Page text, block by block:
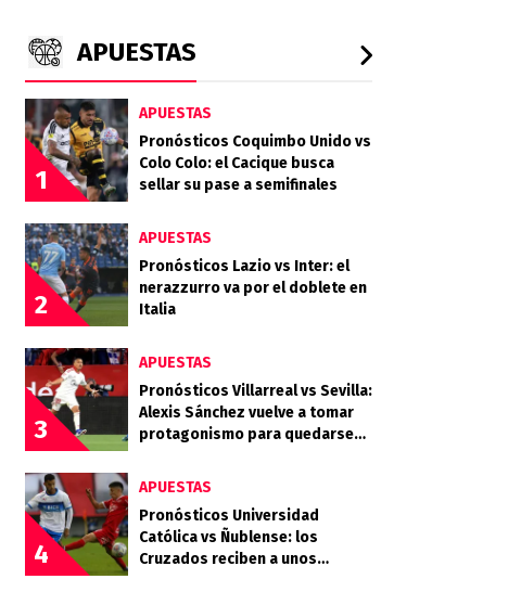
APUESTAS
1
APUESTAS
Pronósticos Coquimbo Unido vs
Colo Colo: el Cacique busca
sellar su pase a semifinales
2
APUESTAS
Pronósticos Lazio vs Inter: el
nerazzurro va por el doblete en
Italia
3
APUESTAS
Pronósticos Villarreal vs Sevilla:
Alexis Sánchez vuelve a tomar
protagonismo para quedarse
4
APUESTAS
Pronósticos Universidad
Católica vs Ñublense: los
Cruzados reciben a unos